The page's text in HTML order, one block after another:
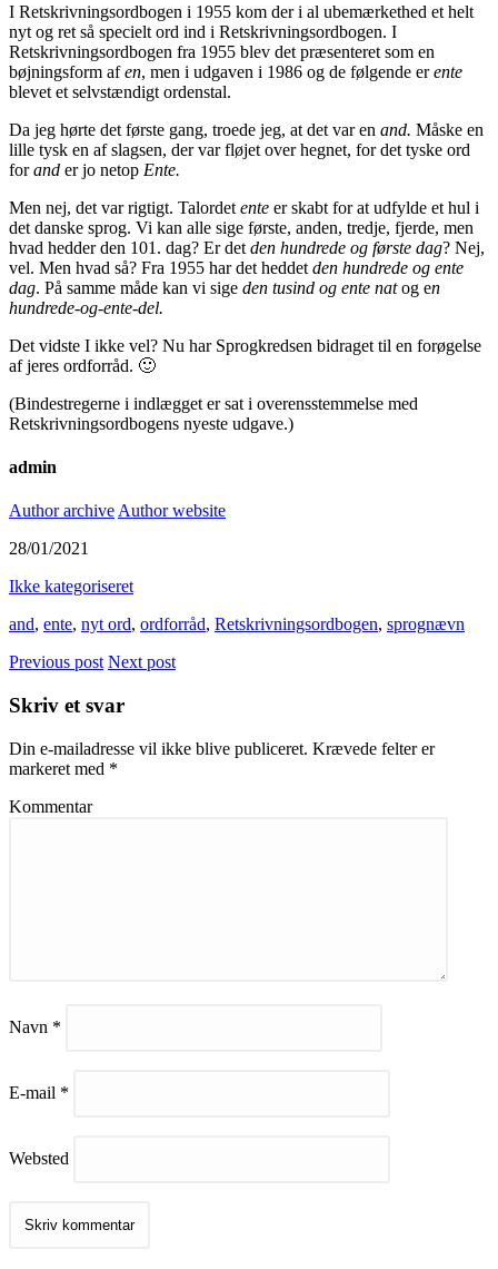
I Retskrivningsordbogen i 1955 kom der i al ubemærkethed et helt
nyt og ret så specielt ord ind i Retskrivningsordbogen. I
Retskrivningsordbogen fra 1955 blev det præsenteret som en
bøjningsform afen, men i udgaven i 1986 og de følgende erente
blevet et selvstændigt ordenstal.
Da jeg hørte det første gang, troede jeg, at det var en and. Måske en
lille tysk en af slagsen, der var fløjet over hegnet, for det tyske ord
forand er jo netop Ente.
Men nej, det var rigtigt. Talordet ente er skabt for at udfylde et hul i
det danske sprog. Vi kan alle sige første, anden, tredje, fjerde, men
hvad hedder den 101. dag? Er det den hundrede og første dag? Nej,
vel. Men hvad så? Fra 1955 har det heddet den hundrede og ente
dag. På samme måde kan vi sige den tusind og ente natog en
hundrede-og-ente-del.
Det vidste I ikke vel? Nu har Sprogkredsen bidraget til en forøgelse
af jeres ordforråd. 🙂
(Bindestregerne i indlægget er sat i overensstemmelse med
Retskrivningsordbogens nyeste udgave.)
admin
Author archive Author website
28/01/2021
Ikke kategoriseret
and, ente, nyt ord, ordforråd, Retskrivningsordbogen, sprognævn
Previous post Next post
Skriv et svar
Din e-mailadresse vil ikke blive publiceret. Krævede felter er
markeret med *
Kommentar
Navn *
E-mail *
Websted